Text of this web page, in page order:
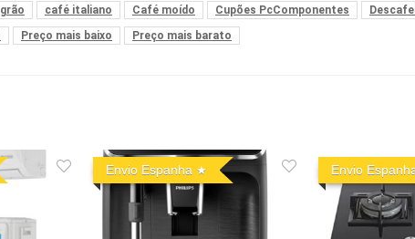
café italiano Café moído Cupões PcComponentes
Preço mais baixo Preço mais barato
Envio Espanha Envio